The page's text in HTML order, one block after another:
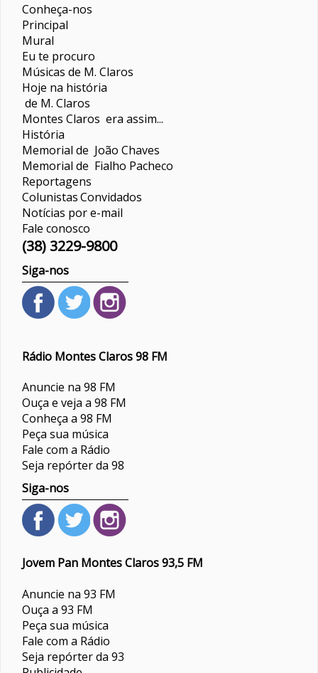
Conheça-nos
Principal
Mural
Eu te procuro
Músicas de M. Claros
Hoje na história
de M. Claros
Montes Claros era assim...
História
Memorial de João Chaves
Memorial de Fialho Pacheco
Reportagens
ColunistasConvidados
Notícias por e-mail
Fale conosco
(38) 3229-9800
Siga-nos
Rádio Montes Claros 98 FM
Anuncie na 98 FM
Ouça e veja a 98 FM
Conheça a 98 FM
Peça sua música
Fale com a Rádio
Seja repórter da 98
Siga-nos
Jovem Pan Montes Claros 93,5 FM
Anuncie na 93 FM
Ouça a 93 FM
Peça sua música
Fale com a Rádio
Seja repórter da 93